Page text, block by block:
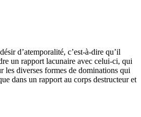
d’atemporalité, c’est-à-dire qu’il
un rapport lacunaire avec celui-ci, qui
les diverses formes de dominations qui
dans un rapport au corps destructeur et